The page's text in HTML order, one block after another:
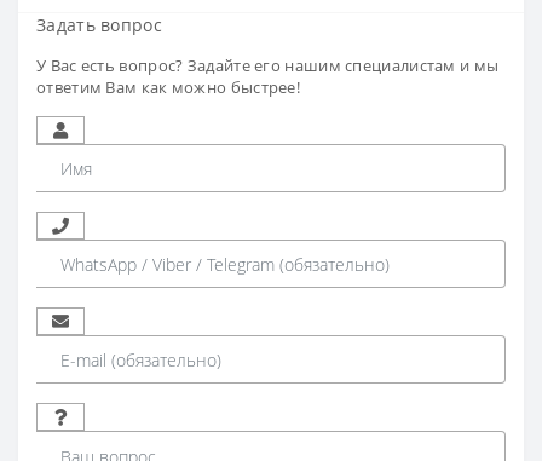
Задать вопрос
У Вас есть вопрос? Задайте его нашим специалистам и мы
ответим Вам как можно быстрее!